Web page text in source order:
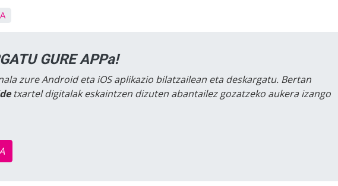
GURE APPa!
zure Android eta iOS aplikazio bilatzailean eta deskargatu. Bertan
txartel digitalak eskaintzen dizuten abantailez gozatzeko aukera izango